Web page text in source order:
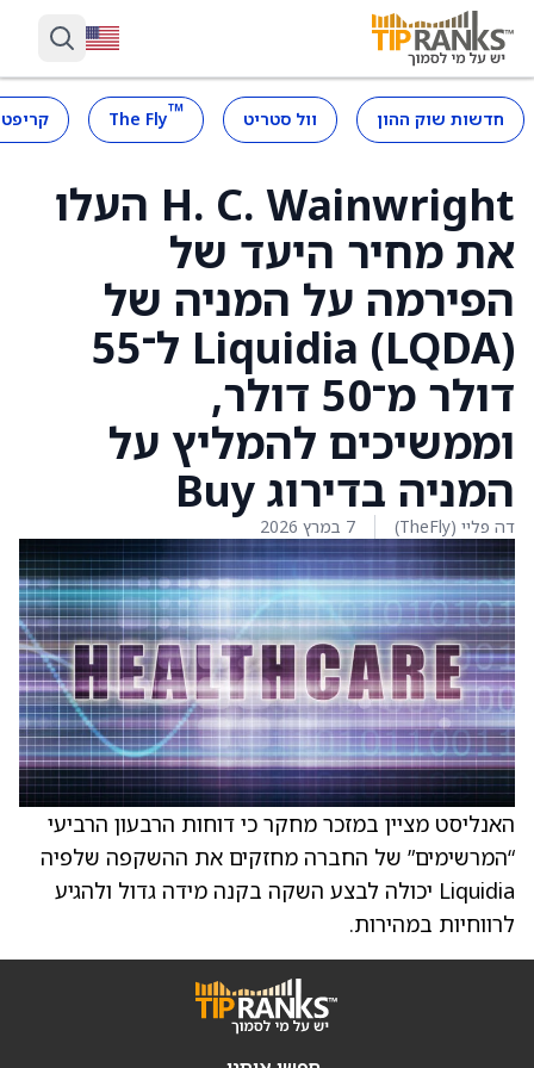
חדשות שוק ההון וול סטריט ™
The Fly
H. C. Wainwright העלו
את מחיר היעד של
הפירמה על המניה של
Liquidia (LQDA) ל־55
דולר מ־50 דולר,
וממשיכים להמליץ על
המניה בדירוג Buy
דה פליי (TheFly) 7 במרץ 2026
האנליסט מציין במזכר מחקר כי דוחות הרבעון הרביעי
“המרשימים” של החברה מחזקים את ההשקפה שלפיה
Liquidia יכולה לבצע השקה בקנה מידה גדול ולהגיע
לרווחיות במהירות.